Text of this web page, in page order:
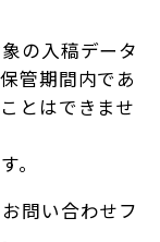
の入稿データ
管期間内であ
とはできませ
。
問い合わせフ